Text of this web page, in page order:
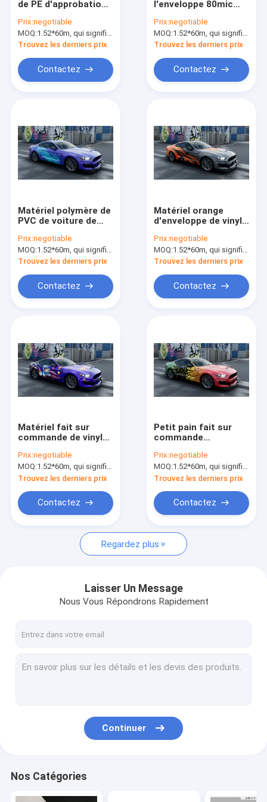
Autocollant de vinyle de voiture
Petit pain de film de stratification
de PE d'approbation
pain de Haze Custom
Car Wrap Vinyl
Prix:negotiable
MOQ:1.52*60m, qui signifie 3 rouleaux de 1.52*20m
Trouvez les derniers prix
Contactez
l'enveloppe 80mic
d'impression de
léopard de panthère
noire
Prix:negotiable
MOQ:1.52*60m, qui signifie 3 rouleaux de 1.52*20m
Trouvez les derniers prix
Contactez
Matériel polymère de
PVC de voiture de
d'hexagone de vinyle
fait sur commande
d'enveloppe
Prix:negotiable
MOQ:1.52*60m, qui signifie 3 rouleaux de 1.52*20m
Trouvez les derniers prix
Contactez
Matériel orange
d'enveloppe de vinyle
cicatrice, 60"
enveloppe libre de
vinyle de l'air 160g
Prix:negotiable
MOQ:1.52*60m, qui signifie 3 rouleaux de 1.52*20m
Trouvez les derniers prix
Contactez
Matériel fait sur
commande de vinyle
voiture de bande
dessinée de Laika de
l'espace 2 ou 3 ans
Prix:negotiable
MOQ:1.52*60m, qui signifie 3 rouleaux de 1.52*20m
Trouvez les derniers prix
Contactez
Petit pain fait sur
commande
voiture de fente,
changement de
couleur polymère
d'enveloppe de
voiture de Digital
Prix:negotiable
MOQ:1.52*60m, qui signifie 3 rouleaux de 1.52*20m
Trouvez les derniers prix
Contactez
Regardez plus
Laisser Un Message
Nous Vous Répondrons Rapidement
Continuer
Nos Catégories